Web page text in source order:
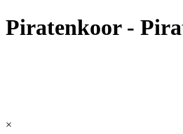
Piratenkoor -
×